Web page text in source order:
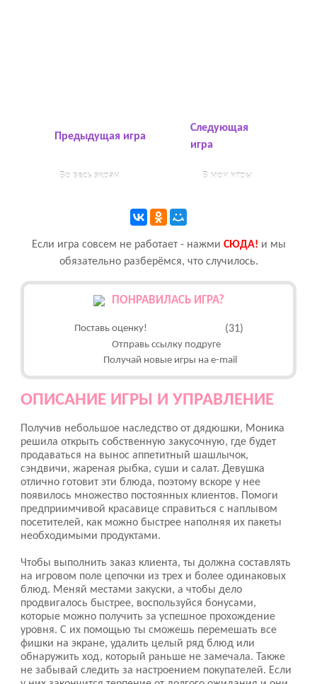
Предыдущая игра
Во весь экран В мои игры
Следующая
игра
Если игра совсем не работает - нажми CЮДА! и мы
обязательно разберёмся, что случилось.
ПОНРАВИЛАСЬ ИГРА?
Поставь оценку! (31)
Отправь ссылку подруге
Получай новые игры на e-mail
ОПИСАНИЕ ИГРЫ И УПРАВЛЕНИЕ
Получив небольшое наследство от дядюшки, Моника
решила открыть собственную закусочную, где будет
продаваться на вынос аппетитный шашлычок,
сэндвичи, жареная рыбка, суши и салат. Девушка
отлично готовит эти блюда, поэтому вскоре у нее
появилось множество постоянных клиентов. Помоги
предприимчивой красавице справиться с наплывом
посетителей, как можно быстрее наполняя их пакеты
необходимыми продуктами.
Чтобы выполнить заказ клиента, ты должна составлять
на игровом поле цепочки из трех и более одинаковых
блюд. Меняй местами закуски, а чтобы дело
продвигалось быстрее, воспользуйся бонусами,
которые можно получить за успешное прохождение
уровня. С их помощью ты сможешь перемешать все
фишки на экране, удалить целый ряд блюд или
обнаружить ход, который раньше не замечала. Также
не забывай следить за настроением покупателей. Если